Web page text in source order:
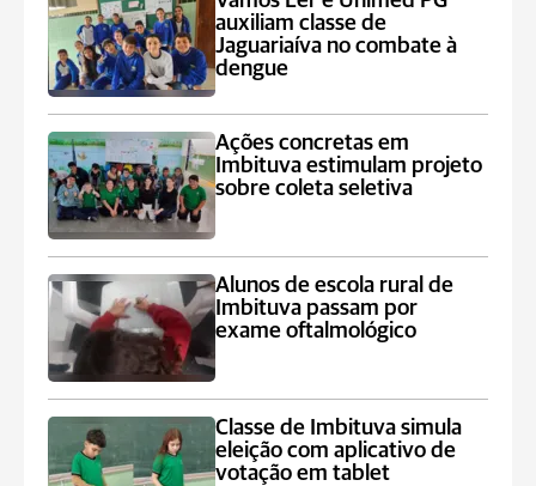
auxiliam classe de
Jaguariaíva no combate à
dengue
Ações concretas em
Imbituva estimulam projeto
sobre coleta seletiva
Alunos de escola rural de
Imbituva passam por
exame oftalmológico
Classe de Imbituva simula
eleição com aplicativo de
votação em tablet